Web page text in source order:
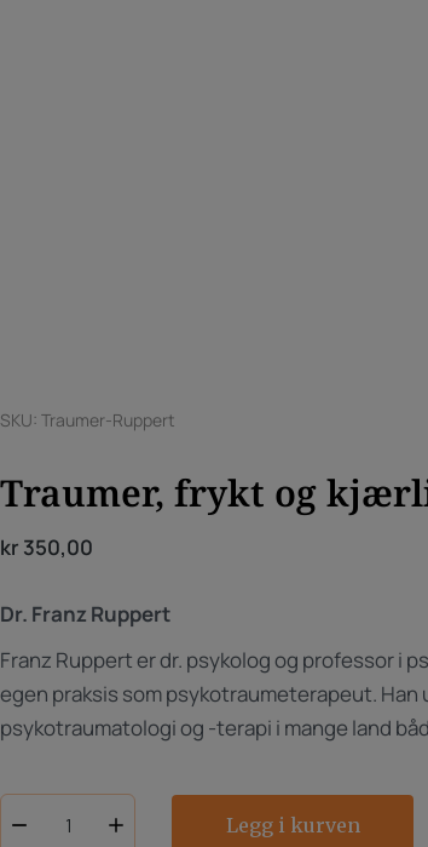
SKU: Traumer-Ruppert
Traumer, frykt og
kr 350,00
Dr. Franz Ruppert
Franz Ruppert er dr. psykolog og professor i
egen praksis som psykotraumeterapeut. Han
psykotraumatologi og -terapi i mange land
Traumer,
Legg i kurven